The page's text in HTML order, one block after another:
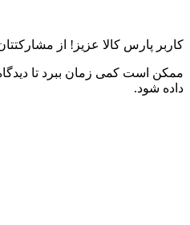
کاربر پارس کالا عزیز! از
ممکن است کمی زمان ببرد تا
داده شود.